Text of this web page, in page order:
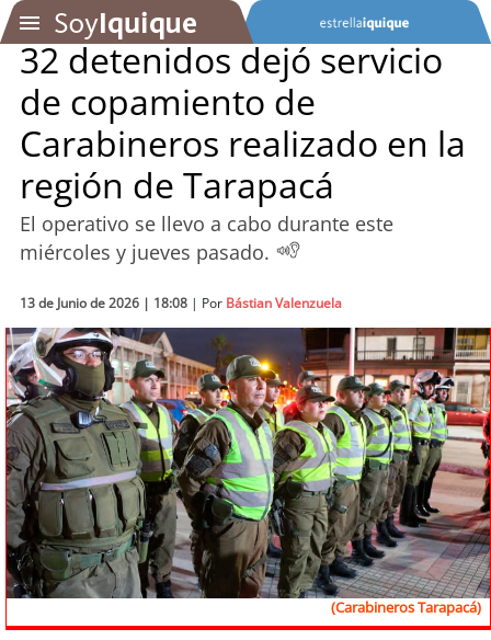
SOYTV
Podcast
Actualidad
Economía
Deportes
Tecnología
Sostenibilidad
soychile
32 detenidos dejó servicio
de copamiento de
Carabineros realizado en la
región de Tarapacá
El operativo se llevo a cabo durante este
miércoles y jueves pasado.
13 de Junio de 2026 | 18:08 | Por Bástian Valenzuela
(Carabineros Tarapacá)